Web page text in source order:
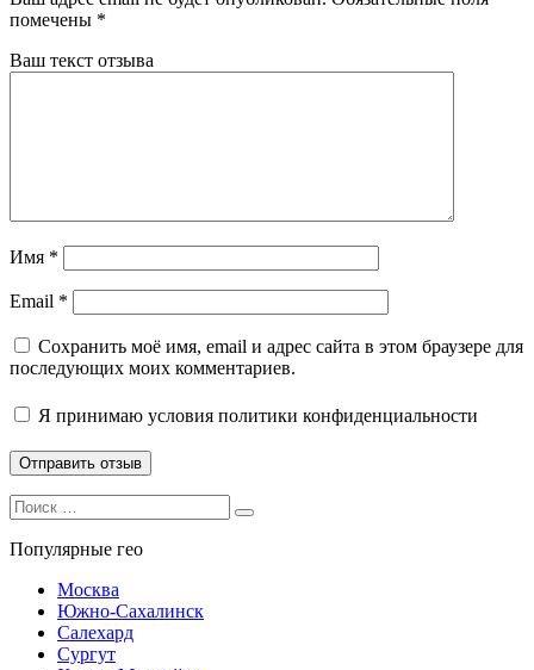
помечены *
Ваш текст отзыва
Имя *
Email *
Сохранить моё имя, email и адрес сайта в этом браузере для
последующих моих комментариев.
Я принимаю условия политики конфиденциальности
Search
for:
Search
Популярные гео
Москва
Южно-Сахалинск
Салехард
Сургут